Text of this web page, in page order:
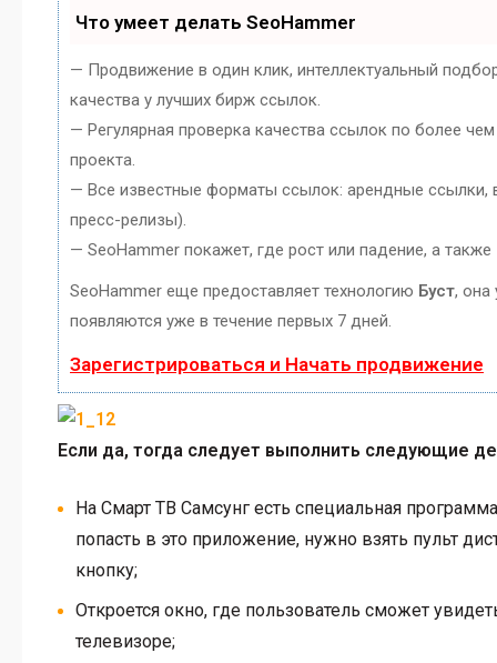
Что умеет делать SeoHammer
— Продвижение в один клик, интеллектуальный
качества у лучших бирж ссылок.
— Регулярная проверка качества ссылок по более
проекта.
— Все известные форматы ссылок: арендные ссылки,
пресс-релизы).
— SeoHammer покажет, где рост или падение, а
SeoHammer еще предоставляет технологию Буст, она
появляются уже в течение первых 7 дней.
Зарегистрироваться и Начать продвижение
Если да, тогда следует выполнить следующие
На Смарт ТВ Самсунг есть специальная
попасть в это приложение, нужно взять пульт
кнопку;
Откроется окно, где пользователь сможет
телевизоре;